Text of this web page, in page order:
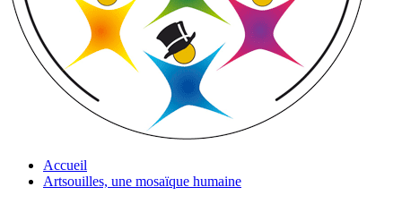
Accueil
Artsouilles, une mosaïque humaine